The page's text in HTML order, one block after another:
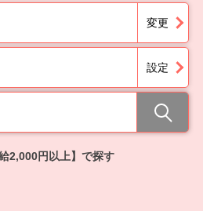
変更
設定
2,000円以上】で探す